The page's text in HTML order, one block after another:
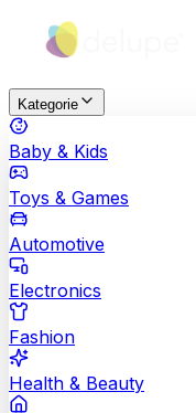
Kategorie
Baby & Kids
Toys & Games
Automotive
Electronics
Fashion
Health & Beauty